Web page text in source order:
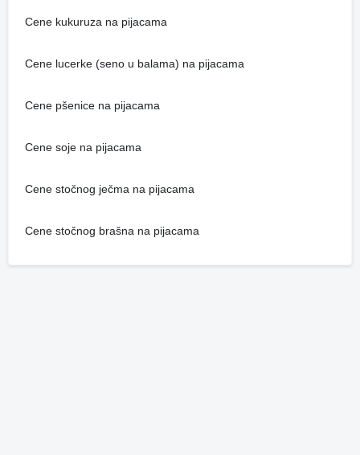
Cene kukuruza na pijacama
Cene lucerke (seno u balama) na pijacama
Cene pšenice na pijacama
Cene soje na pijacama
Cene stočnog ječma na pijacama
Cene stočnog brašna na pijacama